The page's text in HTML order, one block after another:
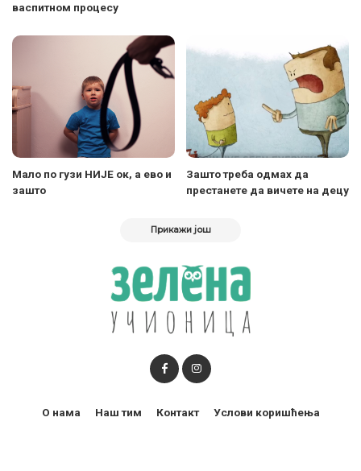
васпитном процесу
Мало по гузи НИЈЕ ок, а ево и
зашто
Зашто треба одмах да
престанете да вичете на децу
Прикажи још
О нама Наш тим Контакт Услови коришћења